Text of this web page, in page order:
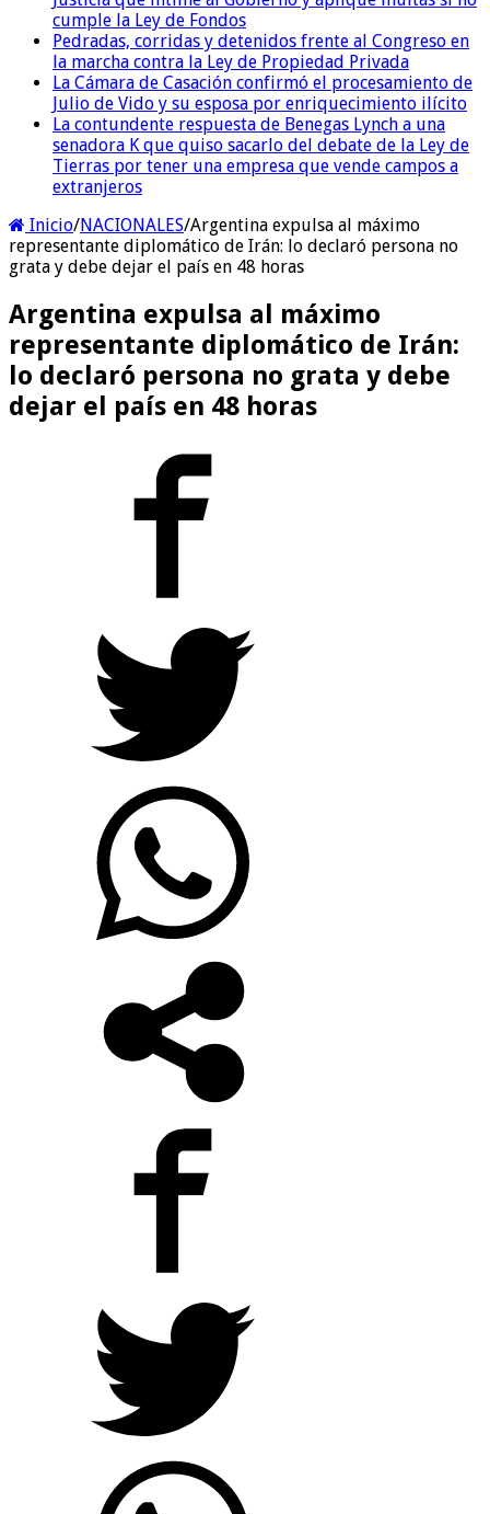
cumple la Ley de Fondos
Pedradas, corridas y detenidos frente al Congreso en
la marcha contra la Ley de Propiedad Privada
La Cámara de Casación confirmó el procesamiento de
Julio de Vido y su esposa por enriquecimiento ilícito
La contundente respuesta de Benegas Lynch a una
senadora K que quiso sacarlo del debate de la Ley de
Tierras por tener una empresa que vende campos a
extranjeros
Inicio/NACIONALES/Argentina expulsa al máximo
representante diplomático de Irán: lo declaró persona no
grata y debe dejar el país en 48 horas
Argentina expulsa al máximo
representante diplomático de Irán:
lo declaró persona no grata y debe
dejar el país en 48 horas